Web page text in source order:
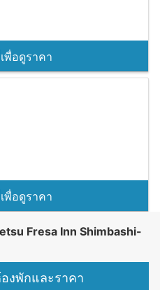
พื่อดูราคา
พื่อดูราคา
Fresa Inn Shimbashi-
งพักและราคา